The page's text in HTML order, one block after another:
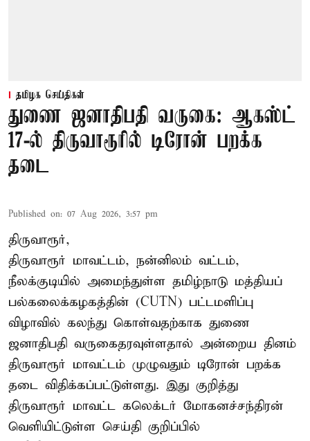
தமிழக செய்திகள்
துணை ஜனாதிபதி வருகை: ஆகஸ்ட்
17-ல் திருவாரூரில் டிரோன் பறக்க
தடை
Published on: 07 Aug 2026, 3:57 pm
திருவாரூர்,
திருவாரூர் மாவட்டம், நன்னிலம் வட்டம்,
நீலக்குடியில் அமைந்துள்ள தமிழ்நாடு மத்தியப்
பல்கலைக்கழகத்தின் (CUTN) பட்டமளிப்பு
விழாவில் கலந்து கொள்வதற்காக துணை
ஜனாதிபதி வருகைதரவுள்ளதால் அன்றைய தினம்
திருவாரூர் மாவட்டம் முழுவதும் டிரோன் பறக்க
தடை விதிக்கப்பட்டுள்ளது. இது குறித்து
திருவாரூர் மாவட்ட கலெக்டர் மோகனச்சந்திரன்
வெளியிட்டுள்ள செய்தி குறிப்பில்